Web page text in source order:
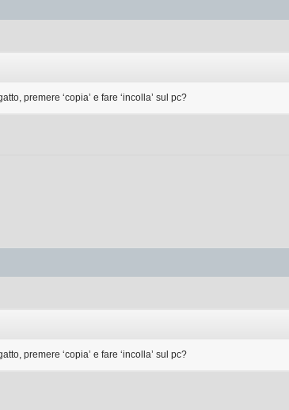
premere ‘copia’ e fare ‘incolla’ sul pc?
premere ‘copia’ e fare ‘incolla’ sul pc?